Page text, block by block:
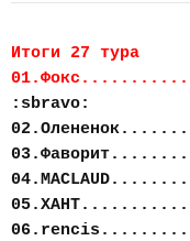
Итоги 27 тура
:sbravo: